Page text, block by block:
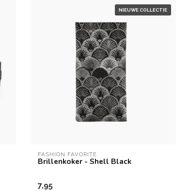
NIEUWE COLLECTIE
FASHION FAVORITE
Brillenkoker - Shell Black
7,95